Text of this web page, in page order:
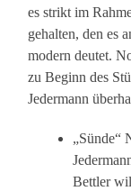
es strikt im
gehalten, den es
modern deutet.
zu Beginn des
Jedermann
„Sünde“
Bettler